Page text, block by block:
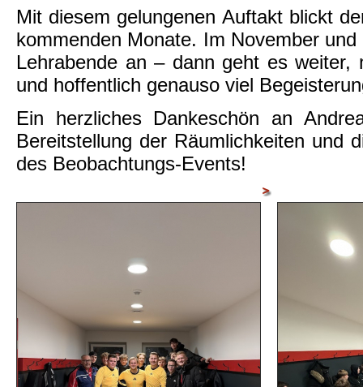
Mit diesem gelungenen Auftakt blickt
kommenden Monate. Im November
Lehrabende an – dann geht es
und hoffentlich genauso viel
Ein herzliches Dankeschön an
Bereitstellung der Räumlichkeiten und
des Beobachtungs-Events!